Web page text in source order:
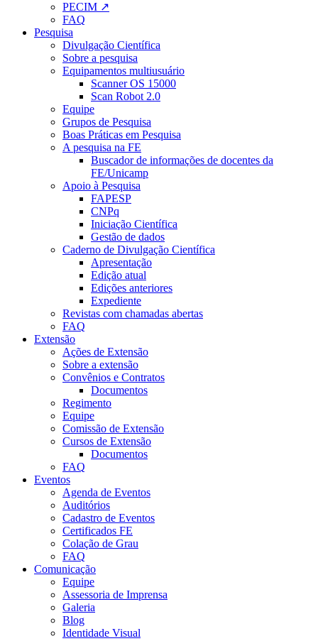
PECIM ↗
FAQ
Pesquisa
Divulgação Científica
Sobre a pesquisa
Equipamentos multiusuário
Scanner OS 15000
Scan Robot 2.0
Equipe
Grupos de Pesquisa
Boas Práticas em Pesquisa
A pesquisa na FE
Buscador de informações de docentes da
FE/Unicamp
Apoio à Pesquisa
FAPESP
CNPq
Iniciação Científica
Gestão de dados
Caderno de Divulgação Científica
Apresentação
Edição atual
Edições anteriores
Expediente
Revistas com chamadas abertas
FAQ
Extensão
Ações de Extensão
Sobre a extensão
Convênios e Contratos
Documentos
Regimento
Equipe
Comissão de Extensão
Cursos de Extensão
Documentos
FAQ
Eventos
Agenda de Eventos
Auditórios
Cadastro de Eventos
Certificados FE
Colação de Grau
FAQ
Comunicação
Equipe
Assessoria de Imprensa
Galeria
Blog
Identidade Visual